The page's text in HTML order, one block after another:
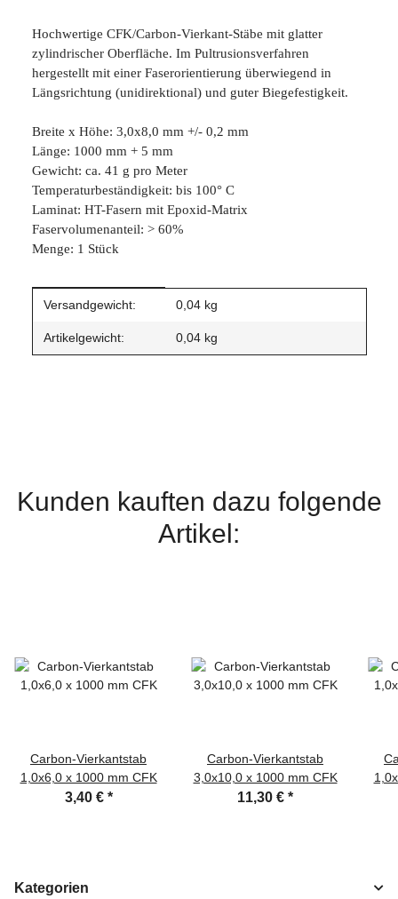
Hochwertige CFK/Carbon-Vierkant-Stäbe mit glatter
zylindrischer Oberfläche. Im Pultrusionsverfahren
hergestellt mit einer Faserorientierung überwiegend in
Längsrichtung (unidirektional) und guter Biegefestigkeit.
Breite x Höhe: 3,0x8,0 mm +/- 0,2 mm
Länge: 1000 mm + 5 mm
Gewicht: ca. 41 g pro Meter
Temperaturbeständigkeit: bis 100° C
Laminat: HT-Fasern mit Epoxid-Matrix
Faservolumenanteil: > 60%
Menge: 1 Stück
Produkteigenschaft
Wert
Versandgewicht: 0,04 kg
Artikelgewicht: 0,04 kg
Kunden kauften dazu folgende
Artikel:
Carbon-Vierkantstab
1,0x6,0 x 1000 mm CFK
3,40 € *
Carbon-Vierkantstab
3,0x10,0 x 1000 mm CFK
11,30 € *
Kategorien